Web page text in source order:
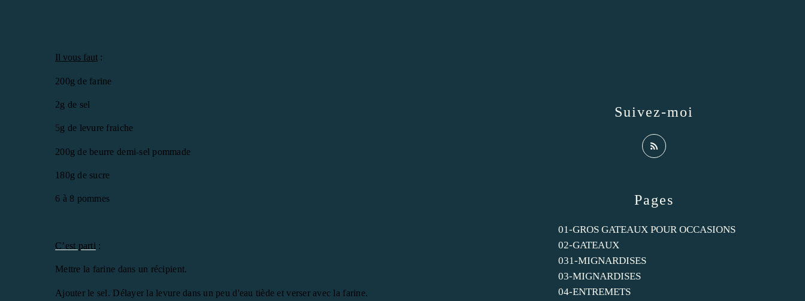
Il vous faut :
200g de farine
2g de sel
5g de levure fraiche
200g de beurre demi-sel pommade
180g de sucre
6 à 8 pommes
C’est parti :
Mettre la farine dans un récipient.
Ajouter le sel. Délayer la levure dans un peu d'eau tiède et verser avec la farine.
Pages
01-GROS GATEAUX POUR OCCASIONS
02-GATEAUX
031-MIGNARDISES
03-MIGNARDISES
04-ENTREMETS
Suivez-moi